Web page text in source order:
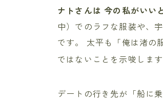
ナトさんは 今の私がいい
中）でのラフな服装や、
です。 太平も「俺は渚の
ではないことを示唆します
デートの行き先が「船に